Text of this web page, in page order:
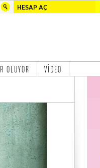
HESAP AÇ
OLUYOR VİDEO